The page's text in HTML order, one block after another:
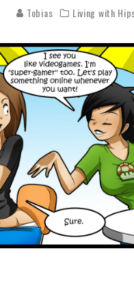
Tobias Living with